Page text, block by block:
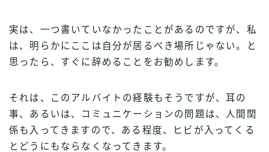
実は、一つ書いていなかったことがあるのですが、私
は、明らかにここは自分が居るべき場所じゃない。と
思ったら、すぐに辞めることをお勧めします。
それは、このアルバイトの経験もそうですが、耳の
事、あるいは、コミュニケーションの問題は、人間関
係も入ってきますので、ある程度、ヒビが入ってくる
とどうにもならなくなってきます。